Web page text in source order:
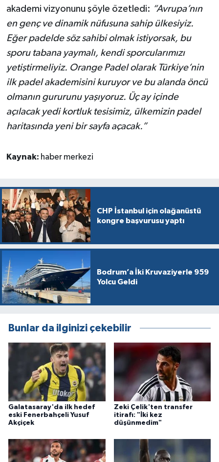
akademi vizyonunu şöyle özetledi: “Avrupa’nın
en genç ve dinamik nüfusuna sahip ülkesiyiz.
Eğer padelde söz sahibi olmak istiyorsak, bu
sporu tabana yaymalı, kendi sporcularımızı
yetiştirmeliyiz. Orange Padel olarak Türkiye’nin
ilk padel akademisini kuruyor ve bu alanda öncü
olmanın gururunu yaşıyoruz. Üç ay içinde
açılacak yedi kortluk tesisimiz, ülkemizin padel
haritasında yeni bir sayfa açacak.”
Kaynak: haber merkezi
CHP İstanbul için olağanüstü
kongre başvurusu yaptı
Bodrum’a İki Kruvaziyerle 959
Yolcu Geldi
Bunlar da ilginizi çekebilir
Galatasaray'da ilk hedef
eski Fenerbahçeli Yusuf
Akçiçek
Zeki Çelik'ten transfer
itirafı: "İki kez
düşünmedim"